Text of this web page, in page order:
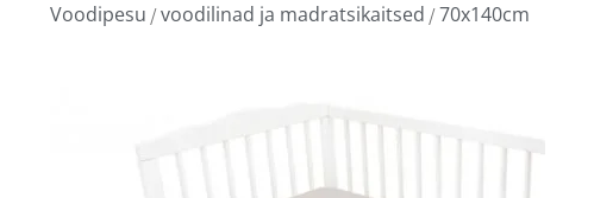
Voodipesu /voodilinad ja madratsikaitsed /70x140cm